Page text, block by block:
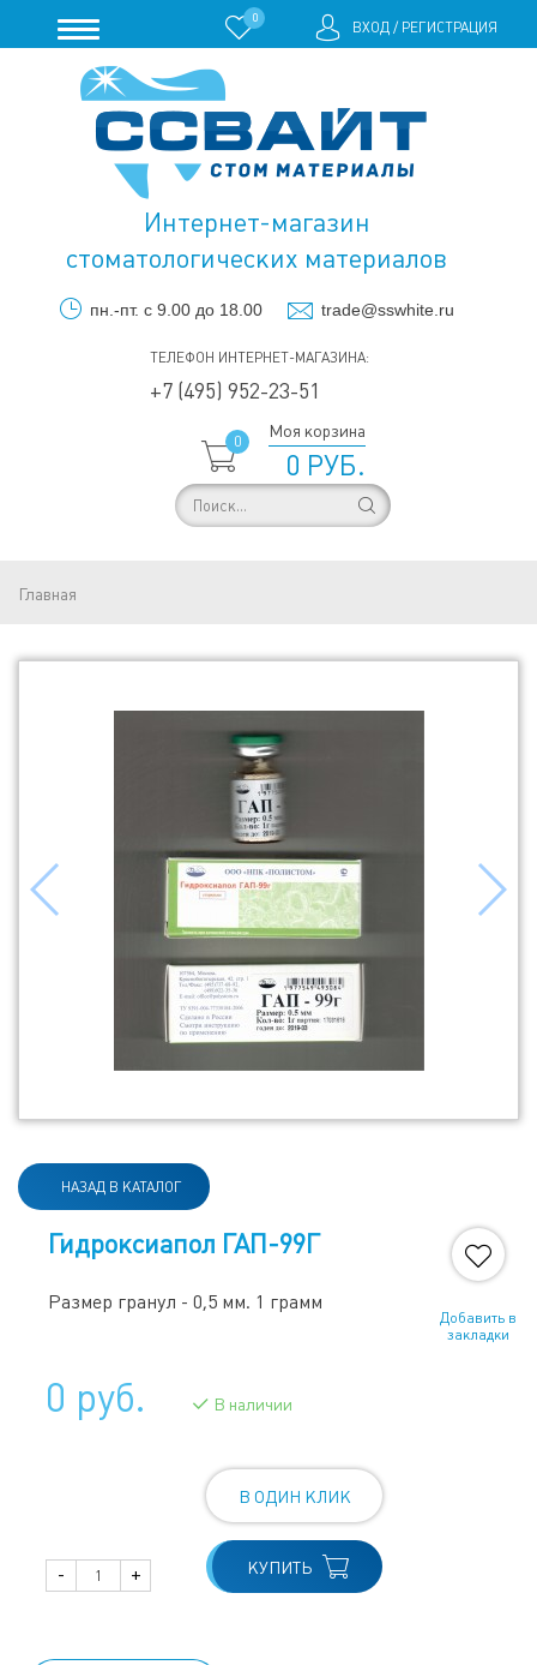
0
ВХОД/ РЕГИСТРАЦИЯ
Интернет-магазин
стоматологических материалов
пн.-пт. с 9.00 до 18.00 trade@sswhite.ru
ТЕЛЕФОН ИНТЕРНЕТ-МАГАЗИНА:
+7 (495) 952-23-51
0
Моя корзина
0 РУБ.
Главная
НАЗАД В КАТАЛОГ
Гидроксиапол ГАП-99Г
Размер гранул - 0,5 мм. 1 грамм
Добавить в
закладки
0 руб. В наличии
- +
В ОДИН КЛИК
КУПИТЬ